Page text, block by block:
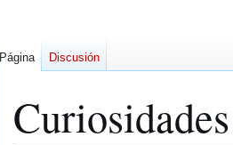
Curiosidades
Página Discusión